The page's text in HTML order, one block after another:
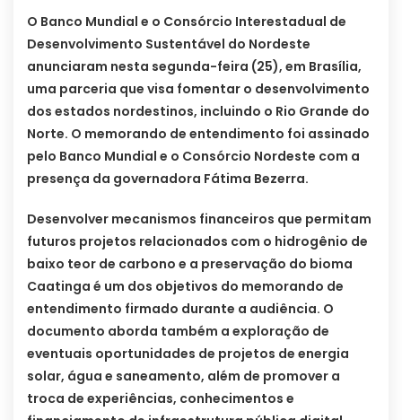
O Banco Mundial e o Consórcio Interestadual de
Desenvolvimento Sustentável do Nordeste
anunciaram nesta segunda-feira (25), em Brasília,
uma parceria que visa fomentar o desenvolvimento
dos estados nordestinos, incluindo o Rio Grande do
Norte. O memorando de entendimento foi assinado
pelo Banco Mundial e o Consórcio Nordeste com a
presença da governadora Fátima Bezerra.
Desenvolver mecanismos financeiros que permitam
futuros projetos relacionados com o hidrogênio de
baixo teor de carbono e a preservação do bioma
Caatinga é um dos objetivos do memorando de
entendimento firmado durante a audiência. O
documento aborda também a exploração de
eventuais oportunidades de projetos de energia
solar, água e saneamento, além de promover a
troca de experiências, conhecimentos e